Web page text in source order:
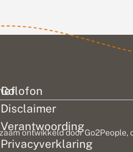
invoerportalen.
Colofon
Disclaimer
Verantwoording
Privacyverklaring
ontwikkeld doorGo2People,